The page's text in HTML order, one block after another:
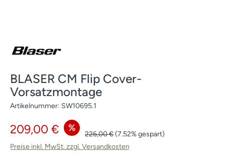
BLASER CM Flip Cover-
Vorsatzmontage
Artikelnummer: SW10695.1
Verkaufspreis:
209,00 € %
Regulärer Preis:
226,00 €(7.52% gespart)
Preise inkl. MwSt. zzgl. Versandkosten